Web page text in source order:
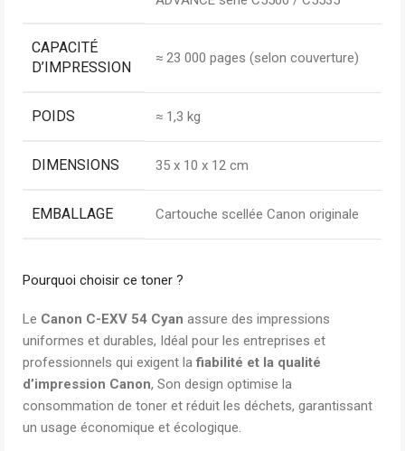
CAPACITÉ
D’IMPRESSION
≈ 23 000 pages (selon couverture)
POIDS ≈ 1,3 kg
DIMENSIONS 35 x 10 x 12 cm
EMBALLAGE Cartouche scellée Canon originale
Pourquoi choisir ce toner ?
Le Canon C-EXV 54 Cyan assure des impressions
uniformes et durables, Idéal pour les entreprises et
professionnels qui exigent lafiabilité et la qualité
d’impression Canon, Son design optimise la
consommation de toner et réduit les déchets, garantissant
un usage économique et écologique.